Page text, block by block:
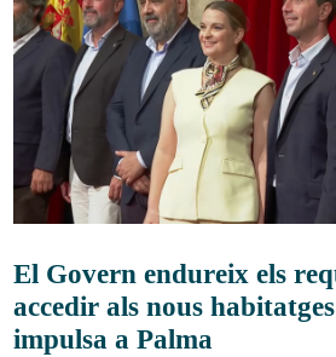
El Govern endureix els
accedir als nous
impulsa a Palma